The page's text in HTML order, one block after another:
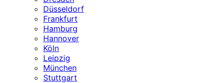
Düsseldorf
Frankfurt
Hamburg
Hannover
Köln
Leipzig
München
Stuttgart